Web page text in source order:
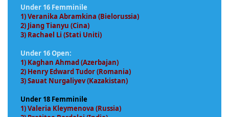
Under 16 Femminile
1) Veranika Abramkina (Bielorussia)
2) Jiang Tianyu (Cina)
3) Rachael Li (Stati Uniti)
Under 16 Open:
1) Kaghan Ahmad (Azerbajan)
2) Henry Edward Tudor (Romania)
3) Sauat Nurgaliyev (Kazakistan)
Under 18 Femminile
1) Valeria Kleymenova (Russia)